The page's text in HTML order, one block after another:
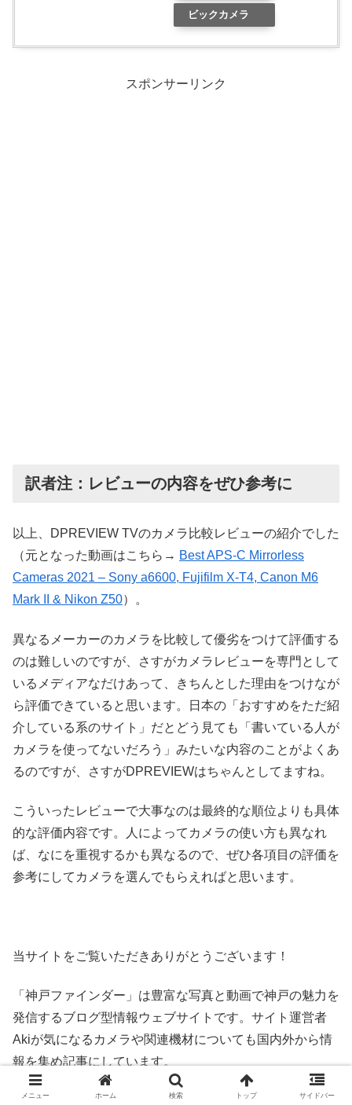
ビックカメラ
スポンサーリンク
訳者注：レビューの内容をぜひ参考に
以上、DPREVIEW TVのカメラ比較レビューの紹介でした
（元となった動画はこちら→ Best APS-C Mirrorless
Cameras 2021 – Sony a6600, Fujifilm X-T4, Canon M6
Mark II & Nikon Z50）。
異なるメーカーのカメラを比較して優劣をつけて評価する
のは難しいのですが、さすがカメラレビューを専門として
いるメディアなだけあって、きちんとした理由をつけなが
ら評価できていると思います。日本の「おすすめをただ紹
介している系のサイト」だとどう見ても「書いている人が
カメラを使ってないだろう」みたいな内容のことがよくあ
るのですが、さすがDPREVIEWはちゃんとしてますね。
こういったレビューで大事なのは最終的な順位よりも具体
的な評価内容です。人によってカメラの使い方も異なれ
ば、なにを重視するかも異なるので、ぜひ各項目の評価を
参考にしてカメラを選んでもらえればと思います。
当サイトをご覧いただきありがとうございます！
「神戸ファインダー」は豊富な写真と動画で神戸の魅力を
発信するブログ型情報ウェブサイトです。サイト運営者
Akiが気になるカメラや関連機材についても国内外から情
報を集め記事にしています。
記事を気に入っていただけましたらSNSでシェアをよろ
メニュー ホーム 検索 トップ サイドバー